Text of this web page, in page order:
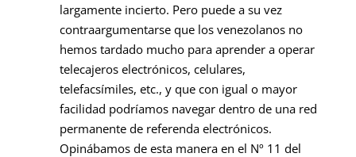
largamente incierto. Pero puede a su vez
contraargumentarse que los venezolanos no
hemos tardado mucho para aprender a operar
telecajeros electrónicos, celulares,
telefacsímiles, etc., y que con igual o mayor
facilidad podríamos navegar dentro de una red
permanente de referenda electrónicos.
Opinábamos de esta manera en el Nº 11 del